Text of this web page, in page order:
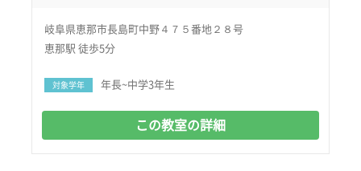
岐阜県恵那市長島町中野４７５番地２８号
恵那駅 徒歩5分
対象学年 年長~中学3年生
この教室の詳細